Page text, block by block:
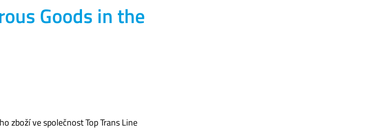
Goods in the
zboží ve společnost Top Trans Line